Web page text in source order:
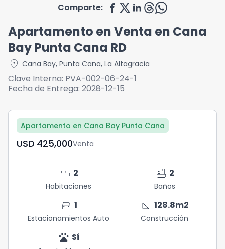
Comparte:
Apartamento en Venta en Cana
Bay Punta Cana RD
location_on Cana Bay, Punta Cana, La Altagracia
Clave Interna: PVA-002-06-24-1
Fecha de Entrega: 2028-12-15
Apartamento en Cana Bay Punta Cana
USD	425,000Venta
bed 2
Habitaciones
bathtub 2
Baños
directions_car 1
Estacionamientos Auto
square_foot 128.8m2
Construcción
pets Sí